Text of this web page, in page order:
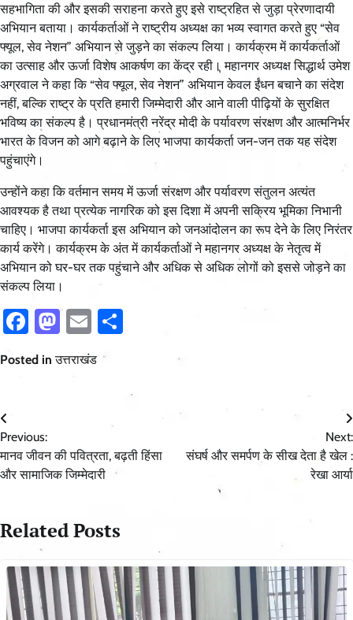
सहभागिता की और इसकी सराहना करते हुए इसे राष्ट्रहित से जुड़ा प्रेरणादायी
अभियान बताया। कार्यकर्ताओं ने राष्ट्रीय अध्यक्ष का भव्य स्वागत करते हुए “सेव
फ्यूल, सेव नेशन” अभियान से जुड़ने का संकल्प लिया। कार्यक्रम में कार्यकर्ताओं
का उत्साह और ऊर्जा विशेष आकर्षण का केंद्र रही। महानगर अध्यक्ष सिद्धार्थ उमेश
अग्रवाल ने कहा कि “सेव फ्यूल, सेव नेशन” अभियान केवल ईंधन बचाने का संदेश
नहीं, बल्कि राष्ट्र के प्रति हमारी जिम्मेदारी और आने वाली पीढ़ियों के सुरक्षित
भविष्य का संकल्प है। प्रधानमंत्री नरेंद्र मोदी के पर्यावरण संरक्षण और आत्मनिर्भर
भारत के विजन को आगे बढ़ाने के लिए भाजपा कार्यकर्ता जन-जन तक यह संदेश
पहुंचाएंगे।
उन्होंने कहा कि वर्तमान समय में ऊर्जा संरक्षण और पर्यावरण संतुलन अत्यंत
आवश्यक है तथा प्रत्येक नागरिक को इस दिशा में अपनी सक्रिय भूमिका निभानी
चाहिए। भाजपा कार्यकर्ता इस अभियान को जनआंदोलन का रूप देने के लिए निरंतर
कार्य करेंगे। कार्यक्रम के अंत में कार्यकर्ताओं ने महानगर अध्यक्ष के नेतृत्व में
अभियान को घर-घर तक पहुंचाने और अधिक से अधिक लोगों को इससे जोड़ने का
संकल्प लिया।
Facebook
Mastodon
Email
Posted inउत्तराखंड
Post
navigation
Previous:
मानव जीवन की पवित्रता, बढ़ती हिंसा
और सामाजिक जिम्मेदारी
Next:
संघर्ष और समर्पण के सीख देता है खेल :
रेखा आर्या
Related Posts